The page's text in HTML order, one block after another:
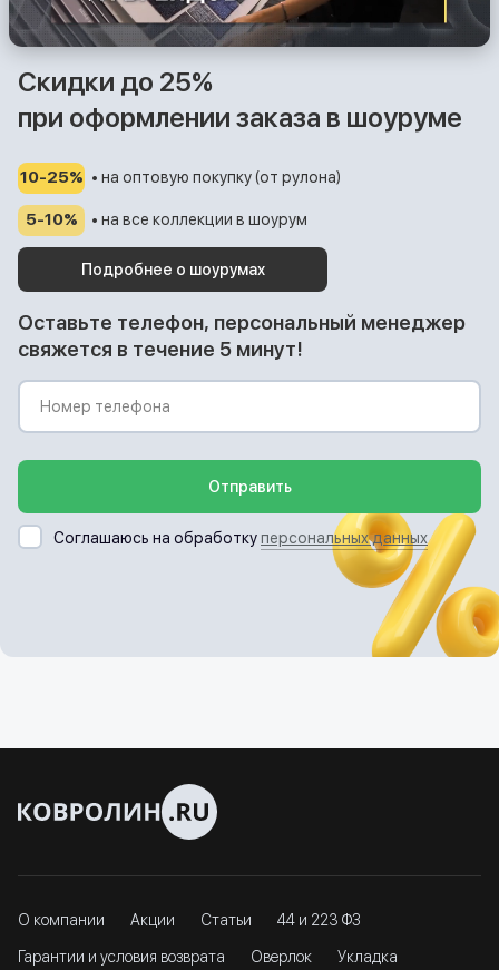
Скидки до 25%
при оформлении заказа в шоуруме
10-25% • на оптовую покупку (от рулона)
5-10% • на все коллекции в шоурум
Подробнее о шоурумах
Оставьте телефон, персональный менеджер
свяжется в течение 5 минут!
Отправить
Соглашаюсь на обработкуперсональных данных
О компании Акции Статьи 44 и 223 ФЗ
Гарантии и условия возврата Оверлок Укладка